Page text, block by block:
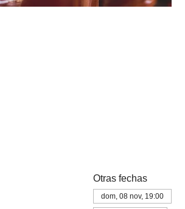
Otras fechas
dom, 08 nov, 19:00